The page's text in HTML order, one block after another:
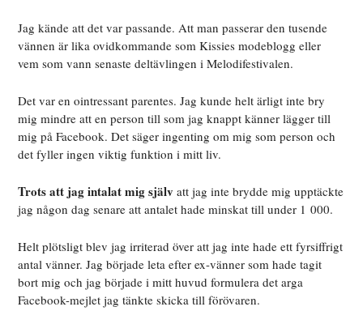
Jag kände att det var passande. Att man passerar den tusende
vännen är lika ovidkommande som Kissies modeblogg eller
vem som vann senaste deltävlingen i Melodifestivalen.
Det var en ointressant parentes. Jag kunde helt ärligt inte bry
mig mindre att en person till som jag knappt känner lägger till
mig på Facebook. Det säger ingenting om mig som person och
det fyller ingen viktig funktion i mitt liv.
Trots att jag intalat mig själv att jag inte brydde mig upptäckte
jag någon dag senare att antalet hade minskat till under 1 000.
Helt plötsligt blev jag irriterad över att jag inte hade ett fyrsiffrigt
antal vänner. Jag började leta efter ex-vänner som hade tagit
bort mig och jag började i mitt huvud formulera det arga
Facebook-mejlet jag tänkte skicka till förövaren.